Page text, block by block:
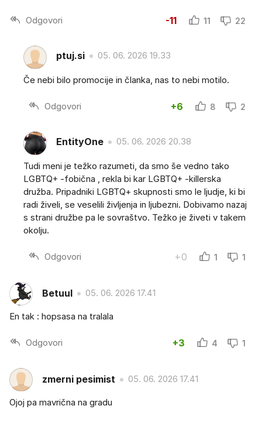
Odgovori -11 11 22
ptuj.si 05. 06. 2026 19.33
Če nebi bilo promocije in članka, nas to nebi motilo.
Odgovori +6 8 2
EntityOne 05. 06. 2026 20.38
Tudi meni je težko razumeti, da smo še vedno tako
LGBTQ+ -fobična , rekla bi kar LGBTQ+ -killerska
družba. Pripadniki LGBTQ+ skupnosti smo le ljudje, ki bi
radi živeli, se veselili življenja in ljubezni. Dobivamo nazaj
s strani družbe pa le sovraštvo. Težko je živeti v takem
okolju.
Odgovori +0 1 1
Betuul 05. 06. 2026 17.41
En tak : hopsasa na tralala
Odgovori +3 4 1
zmerni pesimist 05. 06. 2026 17.41
Ojoj pa mavrična na gradu